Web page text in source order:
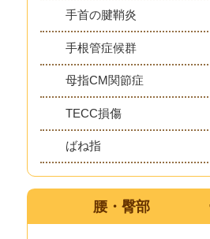
手首の腱鞘炎
手根管症候群
母指CM関節症
TECC損傷
ばね指
腰・臀部